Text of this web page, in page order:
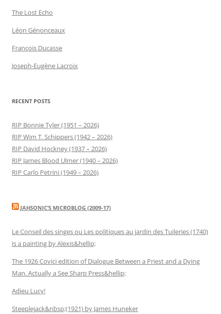
The Lost Echo
Léon Génonceaux
François Ducasse
Joseph-Eugène Lacroix
RECENT POSTS
RIP Bonnie Tyler (1951 – 2026)
RIP Wim T. Schippers (1942 – 2026)
RIP David Hockney (1937 – 2026)
RIP James Blood Ulmer (1940 – 2026)
RIP Carlo Petrini (1949 – 2026)
JAHSONIC’S MICROBLOG (2009-17)
Le Conseil des singes ou Les politiques au jardin des Tuileries (1740)
is a painting by Alexis&hellip;
The 1926 Covici edition of Dialogue Between a Priest and a Dying
Man. Actually a See Sharp Press&hellip;
Adieu Lucy!
Steeplejack&nbsp;(1921) by James Huneker